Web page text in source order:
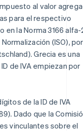
al valor
para el respectivo
en la Norma 3166
(ISO),
Grecia es una
de IVA empiezan por
de la ID de IVA
Dado que la
vinculantes sobre el